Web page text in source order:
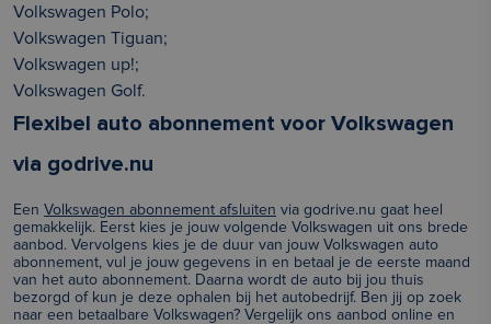
Volkswagen Polo;
Volkswagen Tiguan;
Volkswagen up!;
Volkswagen Golf.
Flexibel auto abonnement voor Volkswagen
via godrive.nu
Een Volkswagen abonnement afsluiten via godrive.nu gaat heel
gemakkelijk. Eerst kies je jouw volgende Volkswagen uit ons brede
aanbod. Vervolgens kies je de duur van jouw Volkswagen auto
abonnement, vul je jouw gegevens in en betaal je de eerste maand
van het auto abonnement. Daarna wordt de auto bij jou thuis
bezorgd of kun je deze ophalen bij het autobedrijf. Ben jij op zoek
naar een betaalbare Volkswagen? Vergelijk ons aanbod online en